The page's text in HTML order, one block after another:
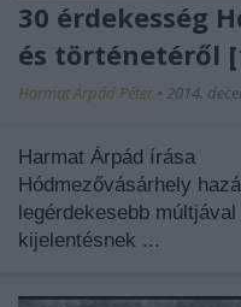
30 érdekesség
és történetéről
Harmat Árpád Péter • 2014.
Harmat Árpád írása
Hódmezővásárhely
legérdekesebb
kijelentésnek ...